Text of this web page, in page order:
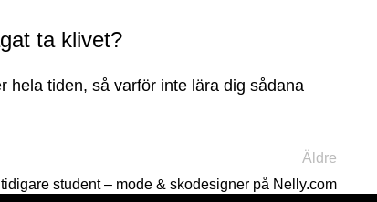
ta klivet?
hela tiden, så varför inte lära dig sådana
Äldre
student – mode & skodesigner på Nelly.com